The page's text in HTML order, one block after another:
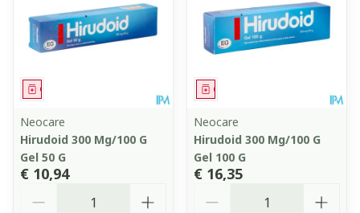
Geneesmiddel
Neocare
Hirudoid 300 Mg/100 G
Gel 50 G
€ 10,94
Geneesmiddel
Neocare
Hirudoid 300 Mg/100 G
Gel 100 G
€ 16,35